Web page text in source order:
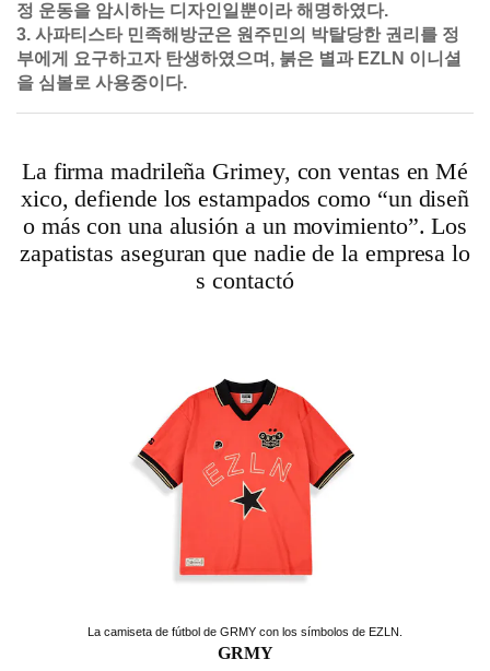
정 운동을 암시하는 디자인일뿐이라 해명하였다.
3. 사파티스타 민족해방군은 원주민의 박탈당한 권리를 정
부에게 요구하고자 탄생하였으며, 붉은 별과 EZLN 이니셜
을 심볼로 사용중이다.
La firma madrileña Grimey, con ventas en Mé
xico, defiende los estampados como “un diseñ
o más con una alusión a un movimiento”. Los
zapatistas aseguran que nadie de la empresa lo
s contactó
La camiseta de fútbol de GRMY con los símbolos de EZLN.
GRMY